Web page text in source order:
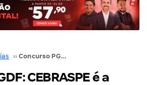
›› Concurso PGDF: CEBRASPE é a banca do próximo certame! Confira!
CEBRASPE é a